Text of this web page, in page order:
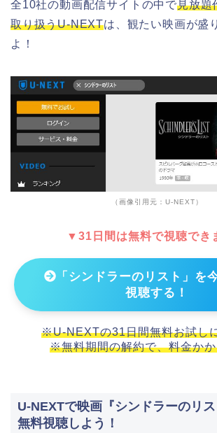
全10社の動画配信サイトの中で見放題
取り扱うU-NEXTは、観たい映画が盛
よ！
（画像引用元：U-NEXT）
▼31日間は無料で視聴でき
「シンドラーのリスト」を
視聴する！
※U-NEXTの31日間無料お試し
※無料期間の解約で、料金か
U-NEXTで映画『シンドラーのリ
無料視聴しよう！